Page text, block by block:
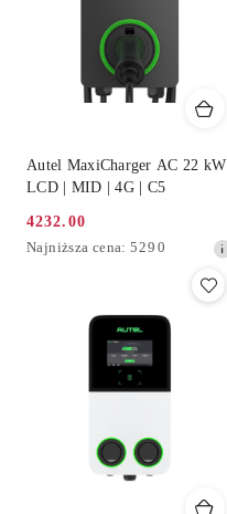
Autel MaxiCharger AC 22 kW
LCD | MID | 4G | C5
Cena
promocyjna:
4232.00
Najniższa
Najniższa cena: 5290